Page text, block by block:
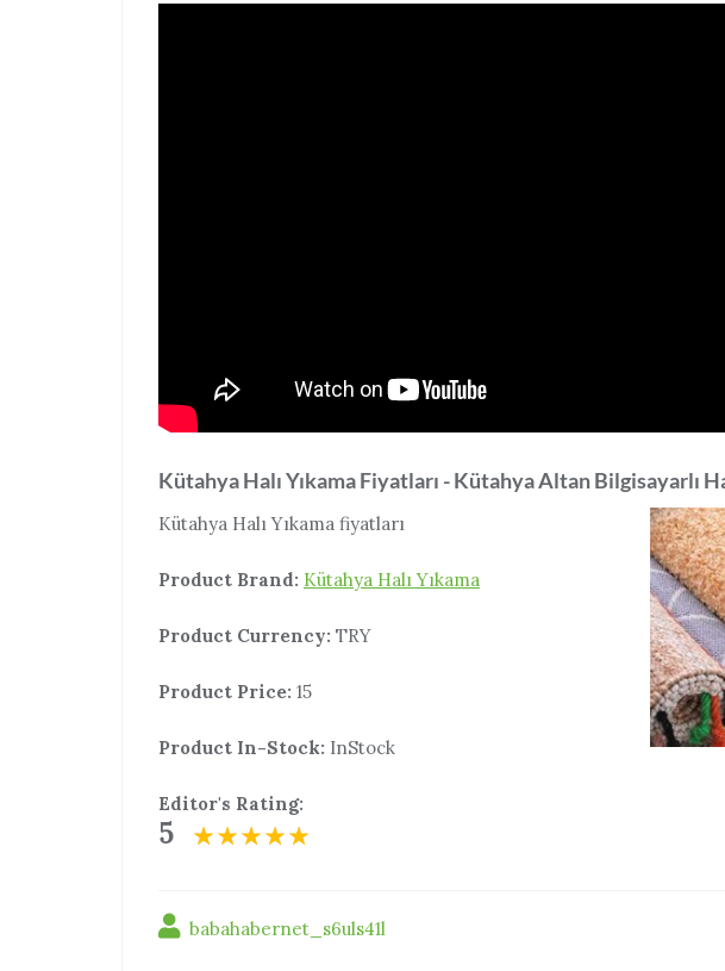
Kütahya Halı Yıkama Fiyatları - Kütahya Altan Bilgisayarlı
Kütahya Halı Yıkama fiyatları
Product Brand: Kütahya Halı Yıkama
Product Currency: TRY
Product Price: 15
Product In-Stock: InStock
Editor's Rating:
5
babahabernet_s6uls41l